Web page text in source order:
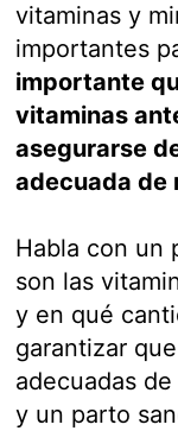
vitaminas y
importantes
importante
vitaminas
asegurarse
adecuada de
Habla con un
son las
y en qué
garantizar
adecuadas
y un parto